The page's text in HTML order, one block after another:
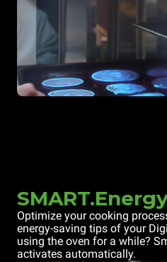
Optimize your cooking
energy-saving tips of your
using the oven for a while?
activates automatically.